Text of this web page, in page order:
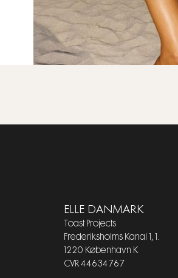
ELLE DANMARK
Toast Projects
Frederiksholms Kanal 1, 1.
1220 København K
CVR 44634767